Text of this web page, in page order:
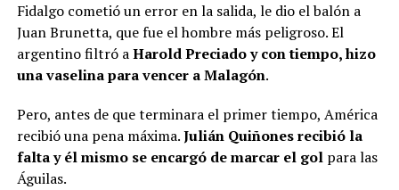
Fidalgo cometió un error en la salida, le dio el balón a
Juan Brunetta, que fue el hombre más peligroso. El
argentino filtró aHarold Preciado y con tiempo, hizo
una vaselina para vencer a Malagón.
Pero, antes de que terminara el primer tiempo, América
recibió una pena máxima.Julián Quiñones recibió la
falta y él mismo se encargó de marcar el golpara las
Águilas.